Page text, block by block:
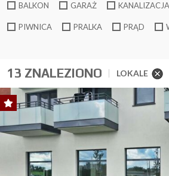
BALKON
GARAŻ KANALIZACJA
PIWNICA PRALKA PRĄD
13 ZNALEZIONO LOKALE